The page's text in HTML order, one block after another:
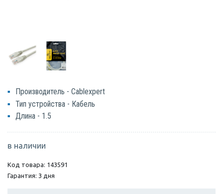
Производитель - Cablexpert
Тип устройства - Кабель
Длина - 1.5
в наличии
Код товара: 143591
Гарантия: 3 дня